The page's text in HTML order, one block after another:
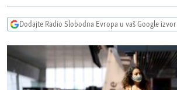
Pređite
na
VIDEO
FOTOGALERIJE
INFOGRAFIKE
PODCASTI
RAT U UKRAJINI
KINA NA BALKANU
Dodajte Radio Slobodna Evropa u vaš Google izvor